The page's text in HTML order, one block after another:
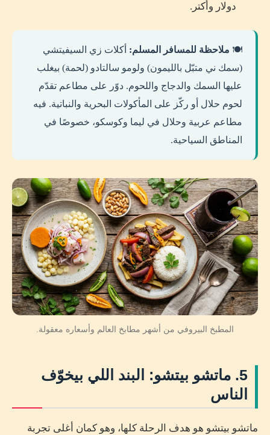
دولار وأكتر.
🍽️ ملاحظة للمسافر المسلم: أكلات زي السيفيتشي
(سمك ني متبّل بالليمون) ولومو سالتادو (لحمة) بيغلب
عليها السمك والدجاج واللحوم. دوّر على مطاعم تقدّم
لحوم حلال أو ركّز على المأكولات البحرية والنباتية. فيه
مطاعم عربية وحلال في ليما وكوسكو، خصوصًا في
المناطق السياحية.
المطبخ البيروفي من أشهر مطابخ العالم وأسعاره معقولة.
5. ماتشو بيتشو: البند اللي بيخوّف
الناس
ماتشو بيتشو هو هدف الرحلة كلها، وهو كمان أغلى تجربة